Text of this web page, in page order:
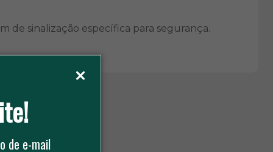
de e-mail
de sinalização específica para segurança.